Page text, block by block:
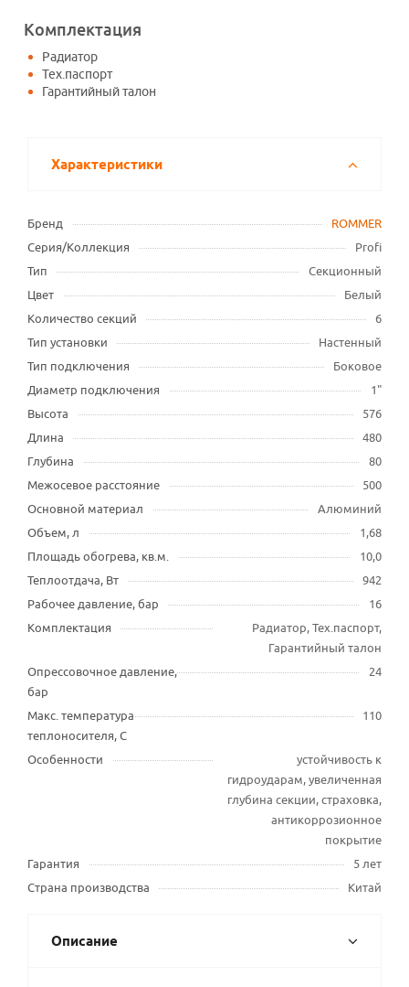
Комплектация
Радиатор
Тех.паспорт
Гарантийный талон
Характеристики
Бренд
ROMMER
Серия/Коллекция
Profi
Тип
Секционный
Цвет
Белый
Количество секций
6
Тип установки
Настенный
Тип подключения
Боковое
Диаметр подключения
1"
Высота
576
Длина
480
Глубина
80
Межосевое расстояние
500
Основной материал
Алюминий
Объем, л
1,68
Площадь обогрева, кв.м.
10,0
Теплоотдача, Вт
942
Рабочее давление, бар
16
Комплектация
Радиатор, Тех.паспорт,
Гарантийный талон
Опрессовочное давление,
бар
24
Макс. температура
теплоносителя, С
110
Особенности
устойчивость к
гидроударам, увеличенная
глубина секции, страховка,
антикоррозионное
покрытие
Гарантия
5 лет
Страна производства
Китай
Описание